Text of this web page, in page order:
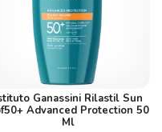
Ganassini Rilastil Sun
Advanced Protection 50
Ml